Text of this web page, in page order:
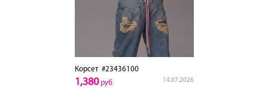
Корсет#23436100
14.07.2026
1,380руб